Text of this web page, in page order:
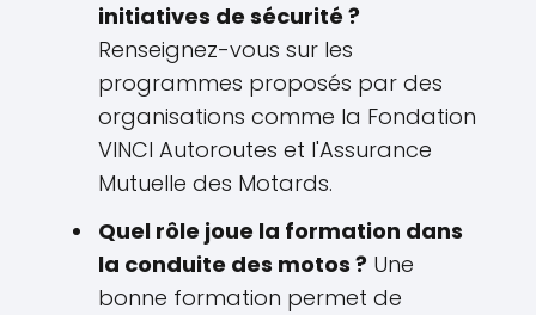
initiatives de sécurité ?
Renseignez-vous sur les
programmes proposés par des
organisations comme la Fondation
VINCI Autoroutes et l'Assurance
Mutuelle des Motards.
Quel rôle joue la formation dans
la conduite des motos ? Une
bonne formation permet de